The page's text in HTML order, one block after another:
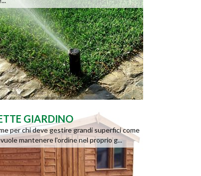
GIARDINO
per chi deve gestire grandi superfici come
mantenere l'ordine nel proprio g...